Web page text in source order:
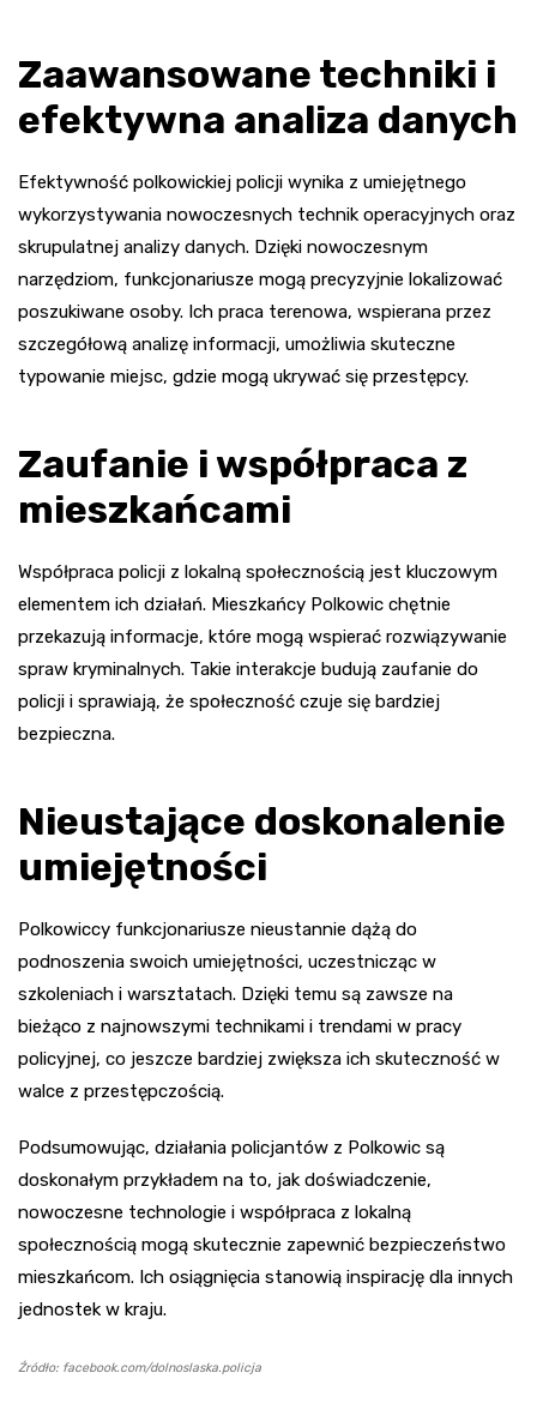
Zaawansowane techniki i
efektywna analiza danych
Efektywność polkowickiej policji wynika z umiejętnego
wykorzystywania nowoczesnych technik operacyjnych oraz
skrupulatnej analizy danych. Dzięki nowoczesnym
narzędziom, funkcjonariusze mogą precyzyjnie lokalizować
poszukiwane osoby. Ich praca terenowa, wspierana przez
szczegółową analizę informacji, umożliwia skuteczne
typowanie miejsc, gdzie mogą ukrywać się przestępcy.
Zaufanie i współpraca z
mieszkańcami
Współpraca policji z lokalną społecznością jest kluczowym
elementem ich działań. Mieszkańcy Polkowic chętnie
przekazują informacje, które mogą wspierać rozwiązywanie
spraw kryminalnych. Takie interakcje budują zaufanie do
policji i sprawiają, że społeczność czuje się bardziej
bezpieczna.
Nieustające doskonalenie
umiejętności
Polkowiccy funkcjonariusze nieustannie dążą do
podnoszenia swoich umiejętności, uczestnicząc w
szkoleniach i warsztatach. Dzięki temu są zawsze na
bieżąco z najnowszymi technikami i trendami w pracy
policyjnej, co jeszcze bardziej zwiększa ich skuteczność w
walce z przestępczością.
Podsumowując, działania policjantów z Polkowic są
doskonałym przykładem na to, jak doświadczenie,
nowoczesne technologie i współpraca z lokalną
społecznością mogą skutecznie zapewnić bezpieczeństwo
mieszkańcom. Ich osiągnięcia stanowią inspirację dla innych
jednostek w kraju.
Źródło: facebook.com/dolnoslaska.policja